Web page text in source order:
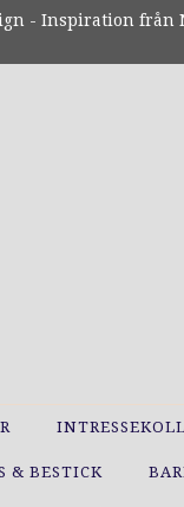
- Inspiration från
& BESTICK